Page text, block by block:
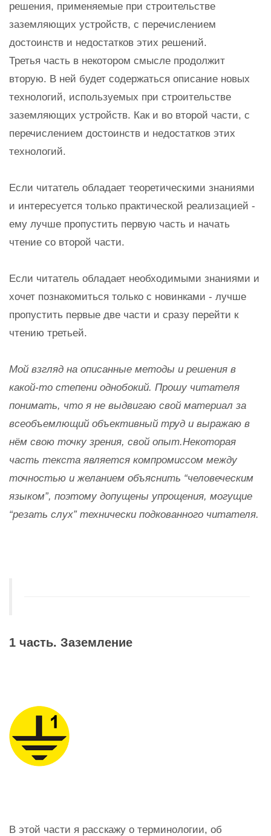
решения, применяемые при строительстве
заземляющих устройств, с перечислением
достоинств и недостатков этих решений.
Третья часть в некотором смысле продолжит
вторую. В ней будет содержаться описание новых
технологий, используемых при строительстве
заземляющих устройств. Как и во второй части, с
перечислением достоинств и недостатков этих
технологий.
Если читатель обладает теоретическими знаниями
и интересуется только практической реализацией -
ему лучше пропустить первую часть и начать
чтение со второй части.
Если читатель обладает необходимыми знаниями и
хочет познакомиться только с новинками - лучше
пропустить первые две части и сразу перейти к
чтению третьей.
Мой взгляд на описанные методы и решения в
какой-то степени однобокий. Прошу читателя
понимать, что я не выдвигаю свой материал за
всеобъемлющий объективный труд и выражаю в
нём свою точку зрения, свой опыт.Некоторая
часть текста является компромиссом между
точностью и желанием объяснить “человеческим
языком”, поэтому допущены упрощения, могущие
“резать слух” технически подкованного читателя.
1 часть. Заземление
В этой части я расскажу о терминологии, об